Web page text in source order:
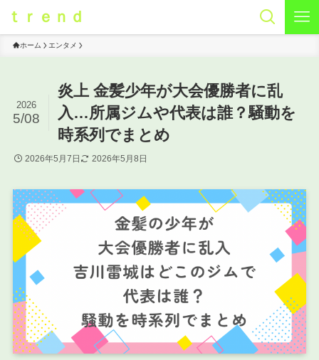
ｔｒｅｎｄ
ホーム エンタメ
炎上 金髪少年が大会優勝者に乱
入…所属ジムや代表は誰？騒動を
時系列でまとめ
2026
5/08
2026年5月7日 2026年5月8日